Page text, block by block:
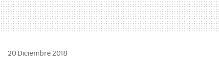
20 Diciembre 2018